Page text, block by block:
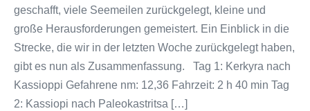
geschafft, viele Seemeilen zurückgelegt, kleine und
große Herausforderungen gemeistert. Ein Einblick in die
Strecke, die wir in der letzten Woche zurückgelegt haben,
gibt es nun als Zusammenfassung. Tag 1: Kerkyra nach
Kassioppi Gefahrene nm: 12,36 Fahrzeit: 2 h 40 min Tag
2: Kassiopi nach Paleokastritsa […]